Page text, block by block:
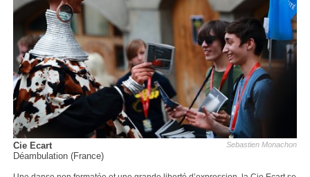
Sebastien Monachon
Cie Ecart
Déambulation (France)